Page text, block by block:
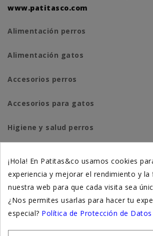
www.patitasco.com
Alimentación perros
Alimentación gatos
Accesorios perros
Accesorios para gatos
Higiene y salud perros
Suplementación natural
Otros
¡Hola! En Patitas&co usamos cookies
experiencia y mejorar el rendimiento y la
nuestra web para que cada visita sea
¿Nos permites usarlas para hacer tu
especial? Política de Protección de Datos